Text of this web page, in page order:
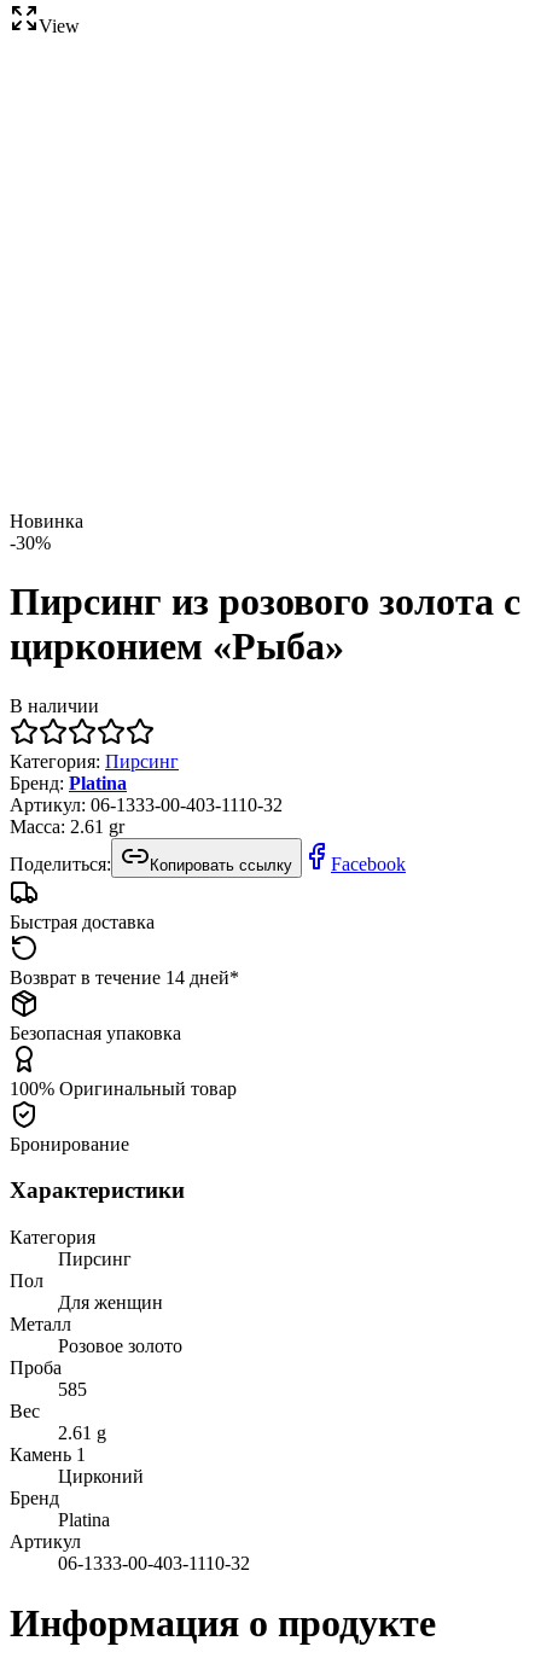
View
Новинка
-30%
Пирсинг из розового золота с
цирконием «Рыба»
В наличии
Категория: Пирсинг
Бренд: Platina
Артикул: 06-1333-00-403-1110-32
Масса: 2.61 gr
Поделиться:
Копировать ссылку Facebook
Быстрая доставка
Возврат в течение 14 дней*
Безопасная упаковка
100% Оригинальный товар
Бронирование
Характеристики
Категория
Пирсинг
Пол
Для женщин
Металл
Розовое золото
Проба
585
Вес
2.61 g
Камень 1
Цирконий
Бренд
Platina
Артикул
06-1333-00-403-1110-32
Информация о продукте